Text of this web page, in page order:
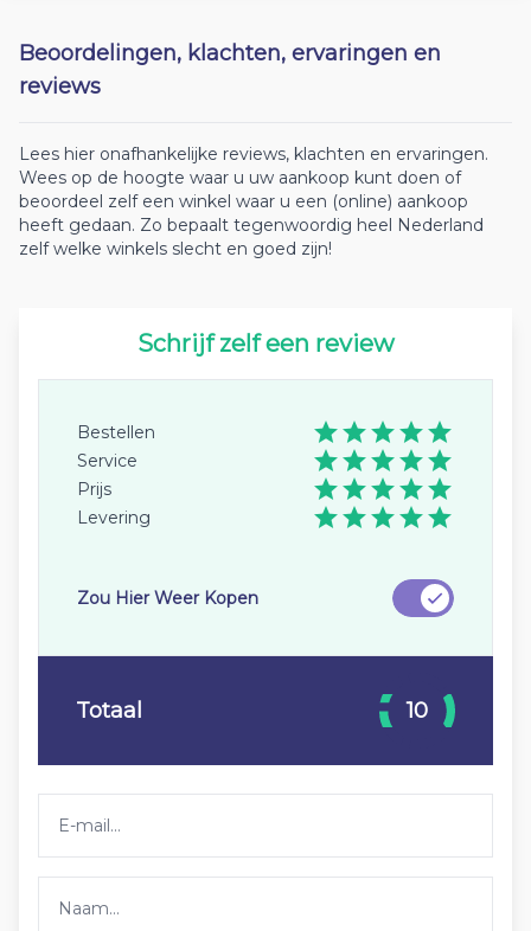
Beoordelingen, klachten, ervaringen en
reviews
Lees hier onafhankelijke reviews, klachten en ervaringen.
Wees op de hoogte waar u uw aankoop kunt doen of
beoordeel zelf een winkel waar u een (online) aankoop
heeft gedaan. Zo bepaalt tegenwoordig heel Nederland
zelf welke winkels slecht en goed zijn!
Schrijf zelf een review
Bestellen
Service
Prijs
Levering
Zou Hier Weer Kopen
Totaal 10